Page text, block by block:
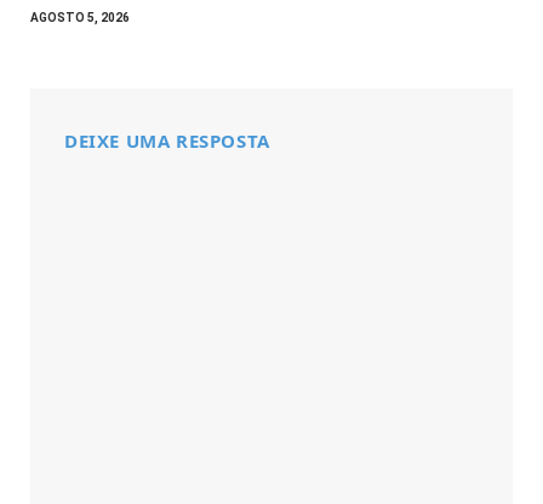
AGOSTO 5, 2026
DEIXE UMA RESPOSTA